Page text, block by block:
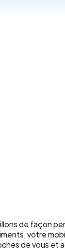
de façon
votre
de vous et